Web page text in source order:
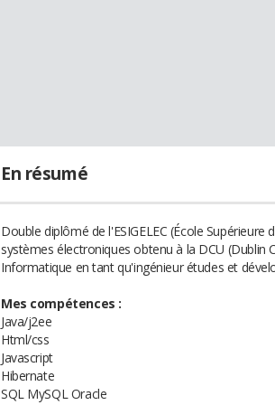
En résumé
Double diplômé de l'ESIGELEC (École
systèmes électroniques obtenu à la DCU (Dublin
Informatique en tant qu'ingénieur études et
Mes compétences :
Java/j2ee
Html/css
Javascript
Hibernate
SQL MySQL Oracle